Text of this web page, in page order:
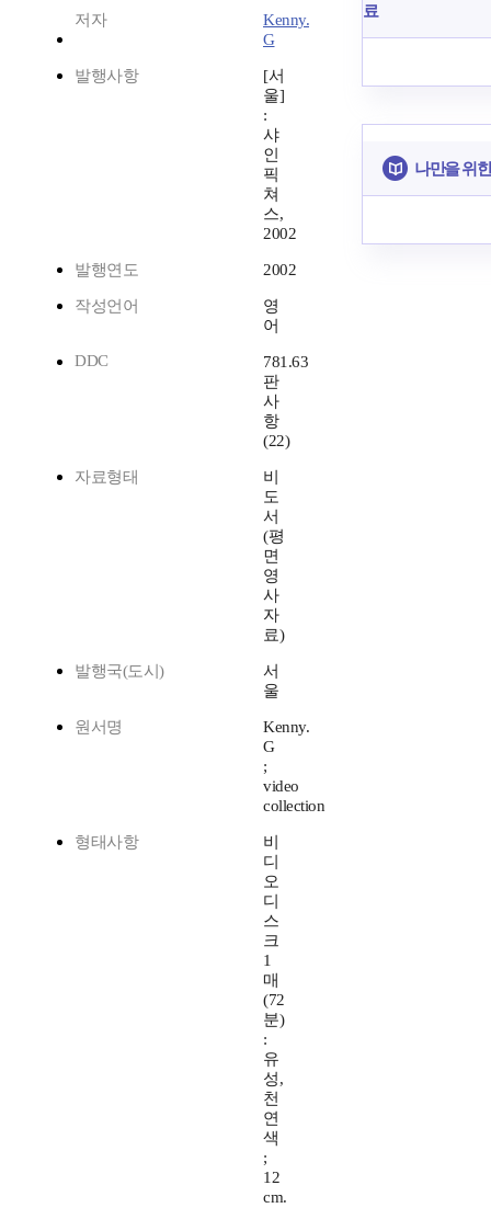
저자
Kenny.
G
발행사항
[서
울]
:
샤
인
픽
쳐
스,
2002
발행연도 2002
작성언어
영
어
DDC
781.63
판
사
항
(22)
자료형태
비
도
서
(평
면
영
사
자
료)
발행국(도시)
서
울
원서명
Kenny.
G
;
video
collection
형태사항
비
디
오
디
스
크
1
매
(72
분)
:
유
성,
천
연
색
;
12
cm.
료
나만을 위